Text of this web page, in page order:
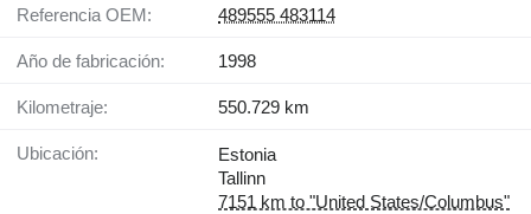
Referencia OEM: 489555 483114
Año de fabricación: 1998
Kilometraje: 550.729 km
Ubicación:
Estonia
Tallinn
7151 km to "United States/Columbus"